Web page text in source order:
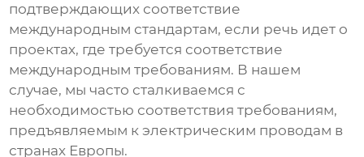
подтверждающих соответствие
международным стандартам, если речь идет о
проектах, где требуется соответствие
международным требованиям. В нашем
случае, мы часто сталкиваемся с
необходимостью соответствия требованиям,
предъявляемым к электрическим проводам в
странах Европы.